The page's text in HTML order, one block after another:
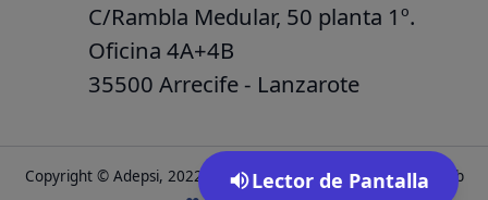
C/Rambla Medular, 50 planta 1º.
Oficina 4A+4B
35500 Arrecife - Lanzarote
Copyright © Adepsi, 2022. Todos los derechos reservados.Web
Lector de Pantalla